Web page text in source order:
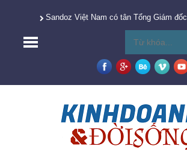
Sandoz Việt Nam có tân Tổng Giám đốc